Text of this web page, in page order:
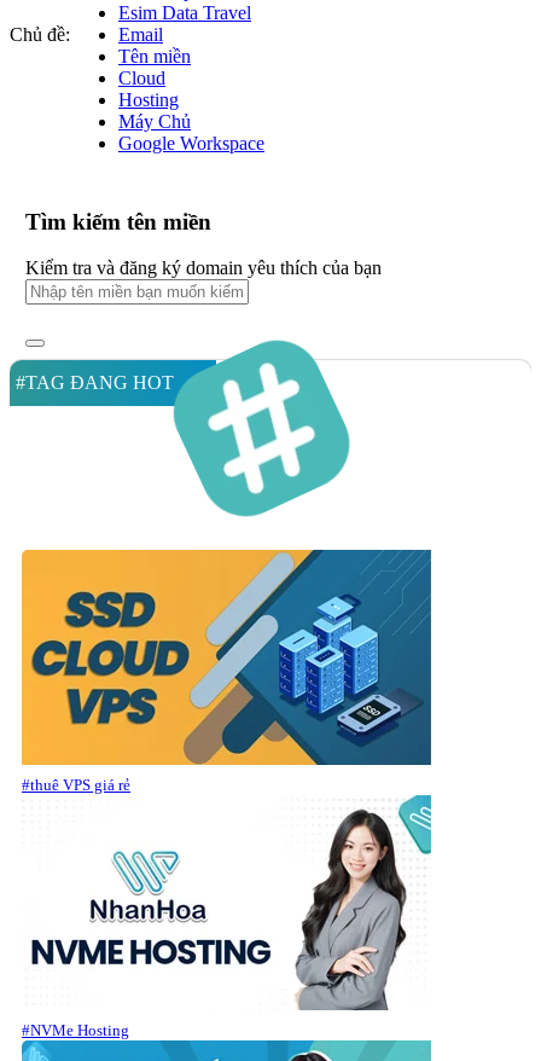
Chủ đề:
Esim Data Travel
Email
Tên miền
Cloud
Hosting
Máy Chủ
Google Workspace
Tìm kiếm tên miền
Kiểm tra và đăng ký domain yêu thích của bạn
#TAG ĐANG HOT
#thuê VPS giá rẻ
#NVMe Hosting